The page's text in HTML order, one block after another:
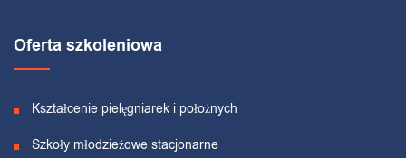
Oferta szkoleniowa
Kształcenie pielęgniarek i położnych
Szkoły młodzieżowe stacjonarne